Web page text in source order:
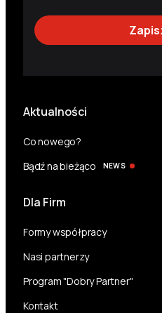
Aktualności
Co nowego?
Bądź na bieżąco
NEWS
Dla Firm
Formy współpracy
Nasi partnerzy
Program "Dobry Partner"
Kontakt